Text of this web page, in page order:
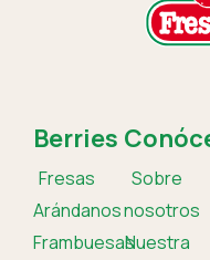
Berries
Fresas
Arándanos
Frambuesas
Sobre
nosotros
Nuestra